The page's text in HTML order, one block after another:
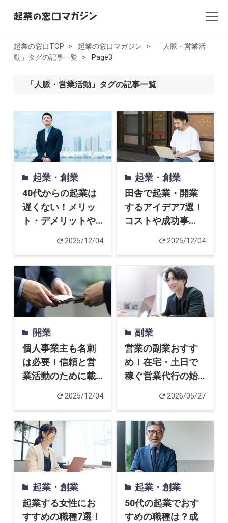
起業・創業
会社設立・法人化
会計
AI×起業
起業家インタビュー
Powered by
起業の窓口TOP 起業の窓口マガジン
「人脈・営業活
動」タグの記事一覧
Page3
「人脈・営業活動」タグの記事一覧
起業・創業
40代からの起業は
遅くない！メリッ
ト・デメリットや
2025/12/04
起業・創業
田舎で起業・開業
するアイデア7選！
コストや成功事
2025/12/04
開業
個人事業主も名刺
は必要！信頼と営
業活動のために載
2025/12/04
副業
営業の副業おすす
め！在宅・土日で
稼ぐ営業代行の始
2026/05/27
起業・創業
起業する女性にお
すすめの職種7選！
起業・創業
50代の起業でおす
すめの職種は？成